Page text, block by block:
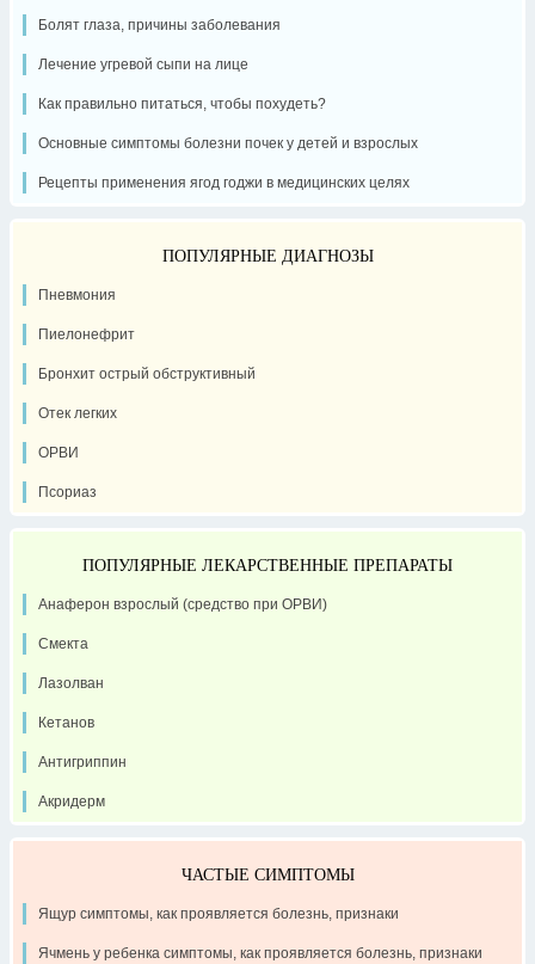
Болят глаза, причины заболевания
Лечение угревой сыпи на лице
Как правильно питаться, чтобы похудеть?
Основные симптомы болезни почек у детей и взрослых
Рецепты применения ягод годжи в медицинских целях
ПОПУЛЯРНЫЕ ДИАГНОЗЫ
Пневмония
Пиелонефрит
Бронхит острый обструктивный
Отек легких
ОРВИ
Псориаз
ПОПУЛЯРНЫЕ ЛЕКАРСТВЕННЫЕ ПРЕПАРАТЫ
Анаферон взрослый (средство при ОРВИ)
Смекта
Лазолван
Кетанов
Антигриппин
Акридерм
ЧАСТЫЕ СИМПТОМЫ
Ящур симптомы, как проявляется болезнь, признаки
Ячмень у ребенка симптомы, как проявляется болезнь, признаки